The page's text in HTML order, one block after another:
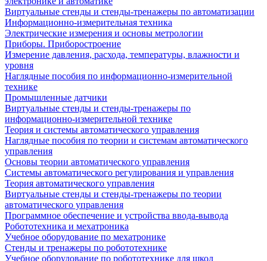
Виртуальные стенды и стенды-тренажеры по автоматизации
Информационно-измерительная техника
Электрические измерения и основы метрологии
Приборы. Приборостроение
Измерение давления, расхода, температуры, влажности и
уровня
Наглядные пособия по информационно-измерительной
технике
Промышленные датчики
Виртуальные стенды и стенды-тренажеры по
информационно-измерительной технике
Теория и системы автоматического управления
Наглядные пособия по теории и системам автоматического
управления
Основы теории автоматического управления
Системы автоматического регулирования и управления
Теория автоматического управления
Виртуальные стенды и стенды-тренажеры по теории
автоматического управления
Программное обеспечение и устройства ввода-вывода
Робототехника и мехатроника
Учебное оборудование по мехатронике
Стенды и тренажеры по робототехнике
Учебное оборудование по робототехнике для школ